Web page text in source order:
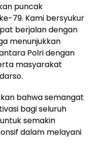
puncak
79. Kami bersyukur
berjalan dengan
menunjukkan
Polri dengan
masyarakat
bahwa semangat
bagi seluruh
semakin
dalam melayani